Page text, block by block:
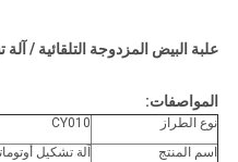
علبة البيض المزدوجة التلقائية /
المواصفات:
نوع الطراز
CY010
اسم المنتج
آلة تشكيل